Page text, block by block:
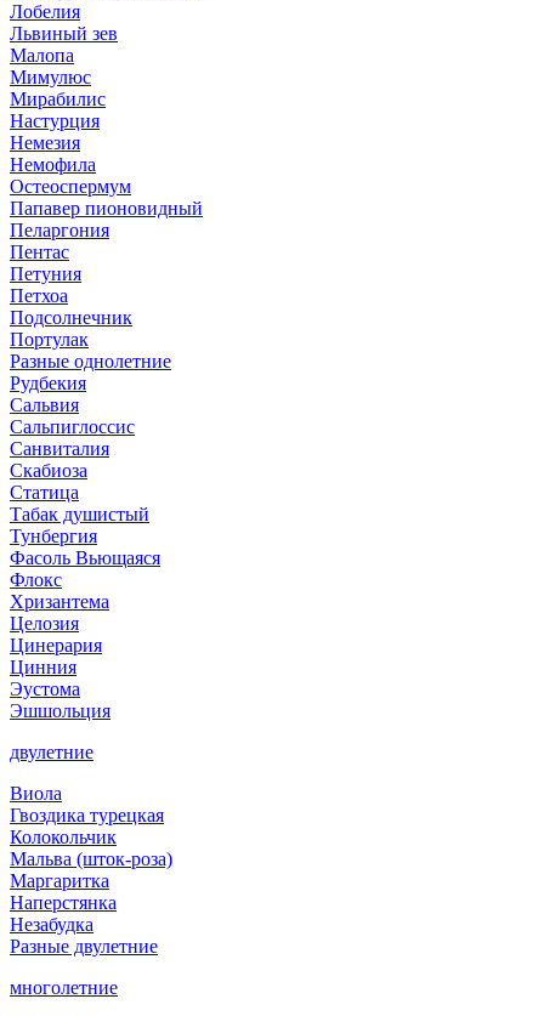
Лобелия
Львиный зев
Малопа
Мимулюс
Мирабилис
Настурция
Немезия
Немофила
Остеоспермум
Папавер пионовидный
Пеларгония
Пентас
Петуния
Петхоа
Подсолнечник
Портулак
Разные однолетние
Рудбекия
Сальвия
Сальпиглоссис
Санвиталия
Скабиоза
Статица
Табак душистый
Тунбергия
Фасоль Вьющаяся
Флокс
Хризантема
Целозия
Цинерария
Цинния
Эустома
Эшшольция
двулетние
Виола
Гвоздика турецкая
Колокольчик
Мальва (шток-роза)
Маргаритка
Наперстянка
Незабудка
Разные двулетние
многолетние